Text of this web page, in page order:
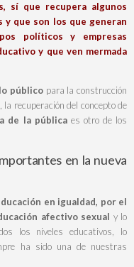
sí que recupera algunos
y que son los que generan
políticos y empresas
y que ven mermada
públicopara la construcción
recuperación del concepto de
de la públicaes otro de los
en la nueva
en igualdad, por el
afectivo sexual y lo
los niveles educativos, lo
ha sido una de nuestras